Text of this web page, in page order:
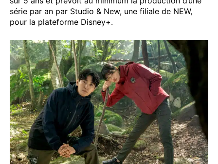
série par an par Studio & New, une filiale de NEW,
pour la plateforme Disney+.